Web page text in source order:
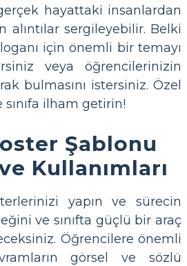
hayattaki insanlardan
alıntılar sergileyebilir. Belki
için önemli bir temayı
veya öğrencilerinizin
bulmasını istersiniz. Özel
sınıfa ilham getirin!
Şablonu
Kullanımları
yapın ve sürecin
ve sınıfta güçlü bir araç
Öğrencilere önemli
görsel ve sözlü